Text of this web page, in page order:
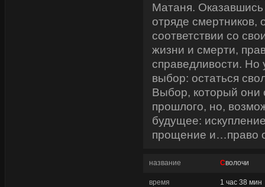
Матаня.
отряде смертников,
соответствии со
жизни и смерти,
справедливости. Но
выбор: остаться
Выбор, который они
прошлого, но,
будущее:
прощение и…право
название Сволочи
время 1 час 38 мин